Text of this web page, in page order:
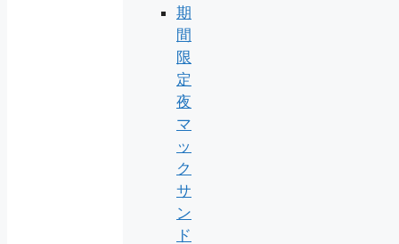
期
間
限
定
夜
マ
ッ
ク
サ
ン
ド